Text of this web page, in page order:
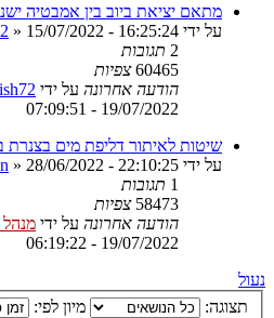
מתאם יציאת ביוב בין אמבטיה
על ידי
» 15/07/2022 - 16:25:24
2 תגובות
60465 צפיות
הודעה אחרונה על ידי
19/07/2022 - 07:09:51
שיטות לאיתור דליפת מים בצנרת
על ידי
» 28/06/2022 - 22:10:25
1 תגובות
58473 צפיות
הודעה אחרונה על ידי
19/07/2022 - 06:19:22
נעול
תצוגה:
מיון לפי: